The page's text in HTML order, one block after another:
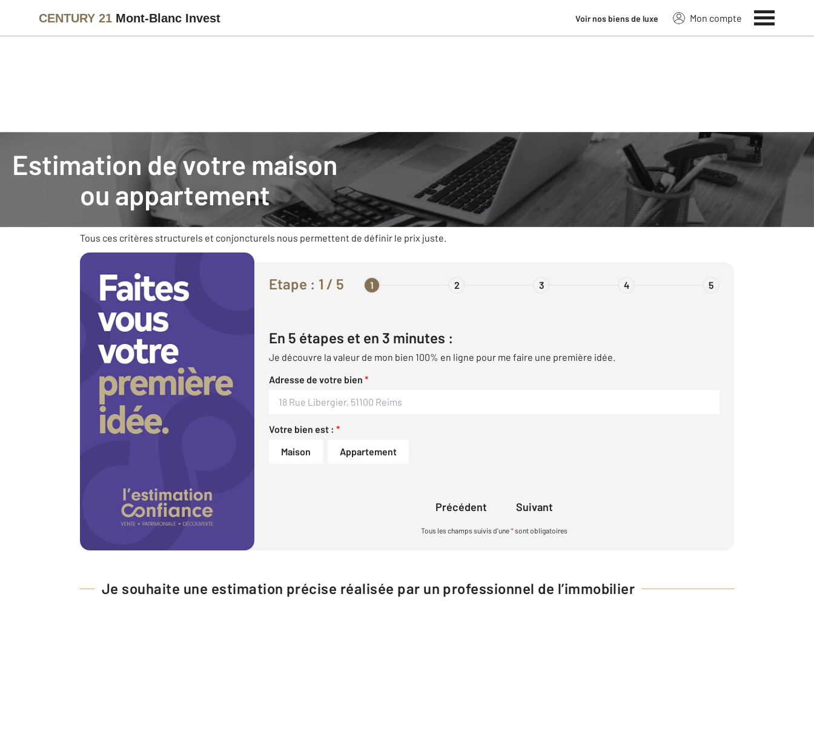
CENTURY 21 Mont-Blanc Invest Voir nos biens de luxe Mon compte
Estimation de votre maison
ou appartement
Faire estimer son bien immobilier avec CENTURY 21, c’est s’appuyer sur 39 ans de savoir-faire :
Vendre un bien nécessite des connaissances et des compétences qui prennent en compte la règlementation, la fiscalité, l’emplacement, sa localisation,
son environnement (commerces, transports), ses caractéristiques (état, superficie, exposition…) et la demande.
Tous ces critères structurels et conjoncturels nous permettent de définir le prix juste.
Etape : 1 / 5 1 2 3 4 5
En 5 étapes et en 3 minutes :
Je découvre la valeur de mon bien 100% en ligne pour me faire une première idée.
Adresse de votre bien*
Votre bien est :*
Maison
Appartement
Précédent Suivant
Tous les champs suivis d’une*sont obligatoires
Je souhaite une estimation précise réalisée par un professionnel de l’immobilier